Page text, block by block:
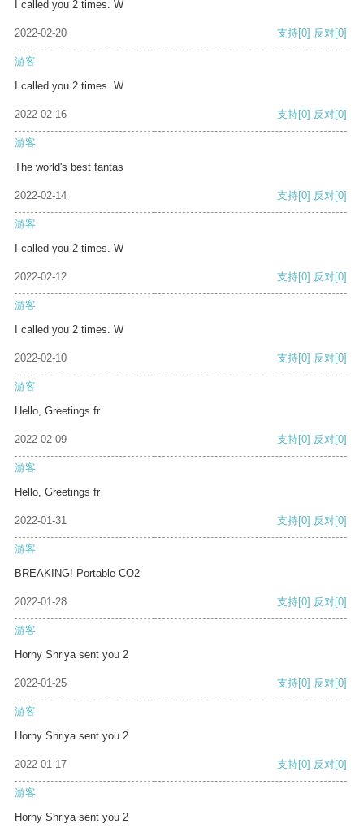
I called you 2 times. W
2022-02-20 支持[0] 反对[0]
游客
I called you 2 times. W
2022-02-16 支持[0] 反对[0]
游客
The world's best fantas
2022-02-14 支持[0] 反对[0]
游客
I called you 2 times. W
2022-02-12 支持[0] 反对[0]
游客
I called you 2 times. W
2022-02-10 支持[0] 反对[0]
游客
Hello, Greetings fr
2022-02-09 支持[0] 反对[0]
游客
Hello, Greetings fr
2022-01-31 支持[0] 反对[0]
游客
BREAKING! Portable CO2
2022-01-28 支持[0] 反对[0]
游客
Horny Shriya sent you 2
2022-01-25 支持[0] 反对[0]
游客
Horny Shriya sent you 2
2022-01-17 支持[0] 反对[0]
游客
Horny Shriya sent you 2